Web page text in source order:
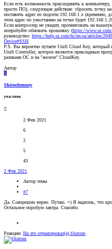
Если есть возможность присоединить к
просто ПО), следующие действия: сбросить точку на
поставить адрес из подсети 192.168.1.х (временно,
этом адрес по умолчанию на точке будет
Если контроллер не увидит, пропинговать на
попробуйте обновить прошивку (https://
руководство: https://help.ui.com/hc/en-us/articles/
Device#SSH
P.S. Вы вероятно путаете Unifi Cloud Key, который
Unifi Controller, которое является прикладным
разными ОС и на "железе" CloudKey.
Автор
S
Shirochenney
участник
2 Фев 2021
6
2
5
43
2 Фев 2021
Автор темы
#7
Да. Соверешно верно. Путаю. =) Я надесюь, что
Остальное поробую завтра. Спасибо.
Реакции: На это отреагировал(а) fAntom